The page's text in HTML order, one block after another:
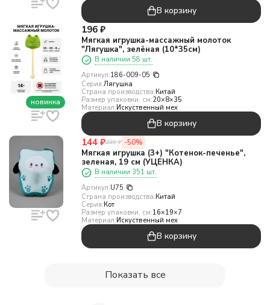
В корзину
новинка
196 ₽
Мягкая игрушка-массажный молоток
"Лягушка", зелёная (10*35см)
В наличии 58 шт.
Артикул:186-009-05
Серия:Лягушка
Страна производства:Китай
Размер упаковки, см:20×8×35
Материал:Искуственный мех
В корзину
144 ₽288 ₽ -50%
Мягкая игрушка (3+) "Котенок-печенье",
зеленая, 19 см (УЦЕНКА)
В наличии 351 шт.
Артикул:U75
Страна производства:Китай
Серия:Кот
Размер упаковки, см:16×19×7
Материал:Искуственный мех
В корзину
Показать все